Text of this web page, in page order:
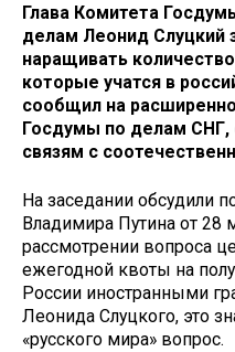
Глава Комитета
делам Леонид Слуцкий
наращивать
которые учатся в
сообщил на
Госдумы по делам СНГ,
связям с
На заседании обсудили
Владимира Путина от 28
рассмотрении вопроса
ежегодной квоты на
России иностранными
Леонида Слуцкого, это
«русского мира» вопрос.